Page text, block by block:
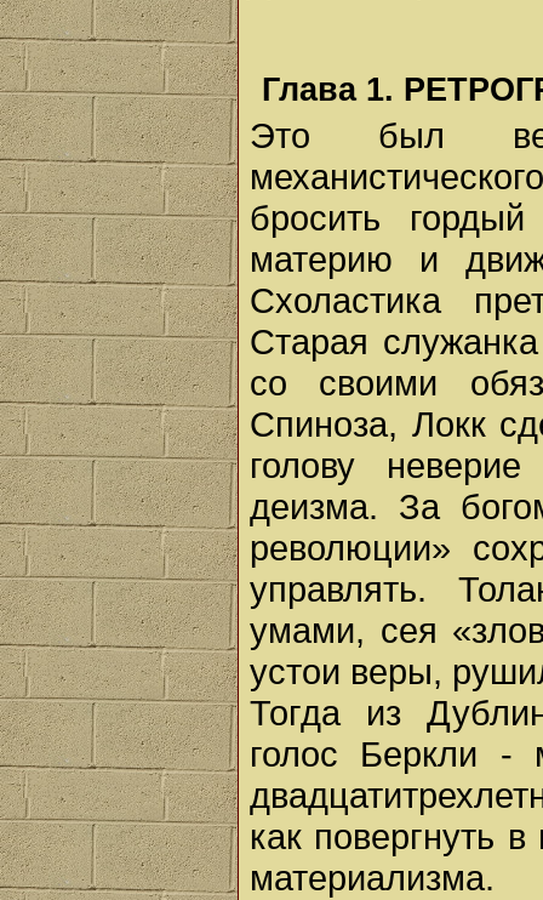
Глава 1.
Это был
бросить
материю и
Схоластика
Старая
со своими
Спиноза, Локк
голову
деизма. За
революции»
управлять.
умами, сея
устои веры,
Тогда из
голос Беркли -
как повергнуть
материализма.